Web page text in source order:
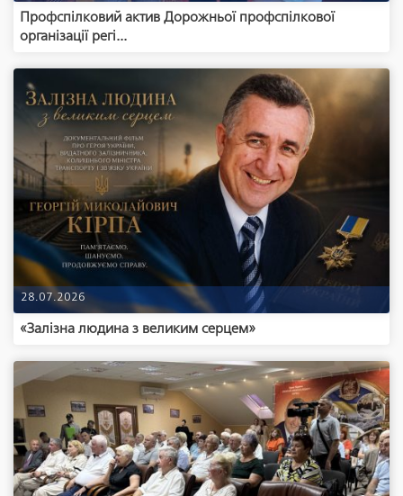
Профспілковий актив Дорожньої профспілкової
організації регі...
28.07.2026
«Залізна людина з великим серцем»